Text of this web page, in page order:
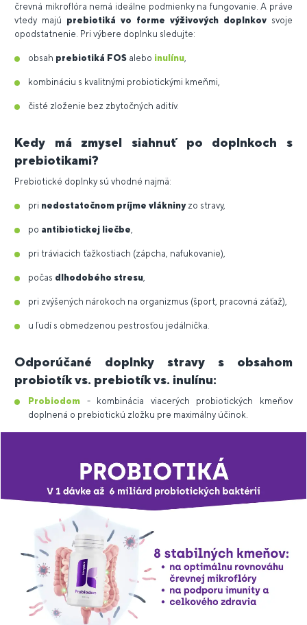
črevná mikroflóra nemá ideálne podmienky na fungovanie. A práve
vtedy majú prebiotiká vo forme výživových doplnkov svoje
opodstatnenie. Pri výbere doplnku sledujte:
obsah prebiotiká FOS alebo inulínu
kombináciu s kvalitnými probiotickými kmeňmi,
čisté zloženie bez zbytočných aditív.
Kedy má zmysel siahnuť po doplnkoch s
prebiotikami?
Prebiotické doplnky sú vhodné najmä:
pri nedostatočnom príjme vlákninyzo stravy,
po antibiotickej liečbe
pri tráviacich ťažkostiach (zápcha, nafukovanie),
počas dlhodobého stresu
pri zvýšených nárokoch na organizmus (šport, pracovná záťaž),
u ľudí s obmedzenou pestrosťou jedálnička.
Odporúčané doplnky stravy s obsahom
probiotík vs. prebiotík vs. inulínu:
Probiodom
- kombinácia viacerých probiotických kmeňov
doplnená o prebiotickú zložku pre maximálny účinok.